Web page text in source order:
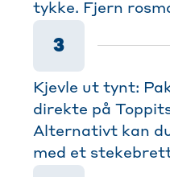
tykke. Fjern
3
Kjevle ut tynt:
direkte på
Alternativt kan
med et